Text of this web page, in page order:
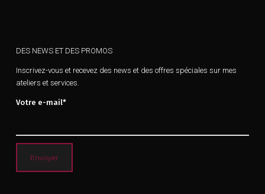
DES NEWS ET DES PROMOS
Inscrivez-vous et recevez des news et des offres spéciales sur mes
ateliers et services.
Votre e-mail*